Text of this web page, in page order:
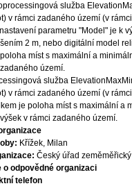
služba
v rámci zadaného území (v
parametru "Model" je k
2 m, nebo digitální model
míst s maximální a
území.
služba
v rámci zadaného území (v
je poloha míst s maximální a
v rámci zadaného území.
Křížek, Milan
Český úřad
o odpovědné organizaci
telefon